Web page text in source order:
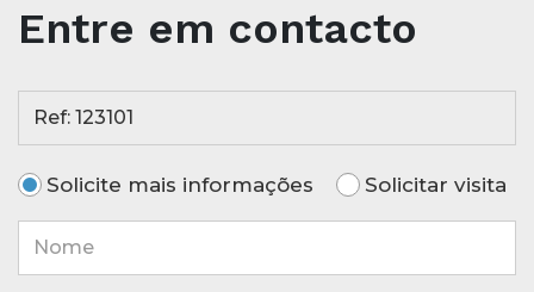
Entre em contacto
Ref: 123101
Solicite mais informações Solicitar visita